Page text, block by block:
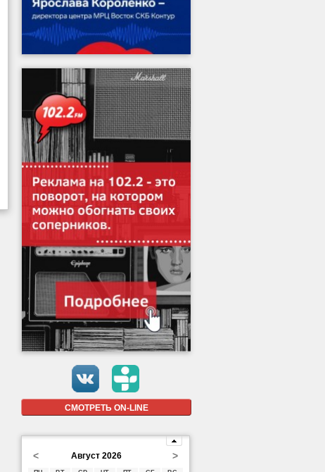
СМОТРЕТЬ ON-LINE
< >
Август 2026